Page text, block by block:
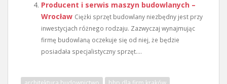
Producent i serwis maszyn budowlanych –
Wrocław Ciężki sprzęt budowlany niezbędny jest przy
inwestycjach różnego rodzaju. Zazwyczaj wynajmując
firmę budowlaną oczekuje się od niej, że będzie
posiadała specjalistyczny sprzęt....